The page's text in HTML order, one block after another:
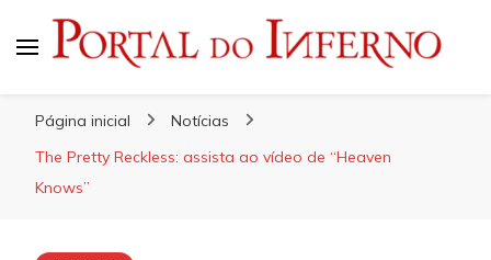
Página inicial
Notícias
The Pretty Reckless: assista ao vídeo de “Heaven
Knows”